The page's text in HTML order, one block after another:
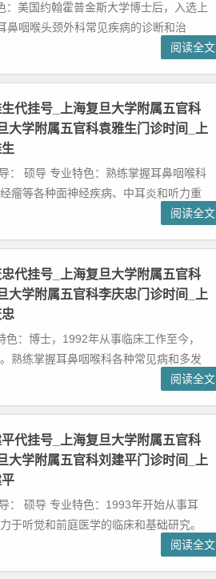
美国约翰霍普金斯大学博士后，入选上
鼻咽喉头颈外科常见疾病的诊断和治
阅读全文
代挂号_上海复旦大学附属五官科
大学附属五官科袁雅生门诊时间_上
： 硕导 专业特色：熟练掌握耳鼻咽喉科
瘤等各种面神经疾病、中耳炎和听力重
阅读全文
代挂号_上海复旦大学附属五官科
大学附属五官科李庆忠门诊时间_上
：博士，1992年从事临床工作至今，
熟练掌握耳鼻咽喉科各种常见病和多发
阅读全文
代挂号_上海复旦大学附属五官科
大学附属五官科刘建平门诊时间_上
： 硕导 专业特色：1993年开始从事耳
于听觉和前庭医学的临床和基础研究。
阅读全文